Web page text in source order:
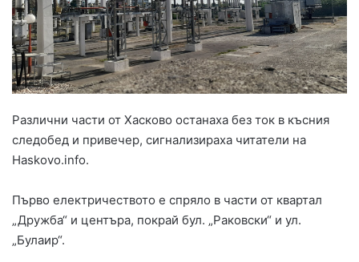
Различни части от Хасково останаха без ток в късния
следобед и привечер, сигнализираха читатели на
Haskovo.info.
Първо електричеството е спряло в части от квартал
„Дружба“ и центъра, покрай бул. „Раковски“ и ул.
„Булаир“.